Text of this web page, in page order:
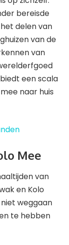
bereisde
delen van
van de
van
een scala
naar huis
Mee
van
en Kolo
weggaan
te hebben